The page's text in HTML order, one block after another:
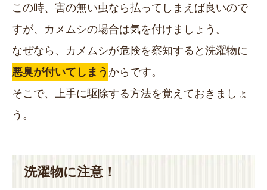
この時、害の無い虫なら払ってしまえば良いので
すが、カメムシの場合は気を付けましょう。
なぜなら、カメムシが危険を察知すると洗濯物に
悪臭が付いてしまうからです。
そこで、上手に駆除する方法を覚えておきましょ
う。
洗濯物に注意！